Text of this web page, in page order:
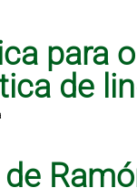
para
de